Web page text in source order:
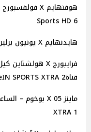
Sports HD 6
هايدنهايم X يونيون برلين– الساعة 4:30 عصرا
قناةbeIN SPORTS XTRA 2
XTRA 1